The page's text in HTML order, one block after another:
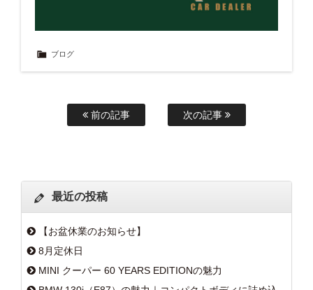
ブログ
前の記事 次の記事
最近の投稿
【お盆休業のお知らせ】
8月定休日
MINI クーパー 60 YEARS EDITIONの魅力